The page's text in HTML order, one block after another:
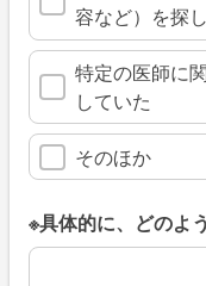
容など）を探
特定の医師に
していた
そのほか
※具体的に、どのよ
※具体的に、どのよ